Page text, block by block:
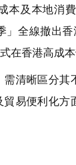
本及本地消
全線撤出
在香港高成本
清晰區分其
易便利化